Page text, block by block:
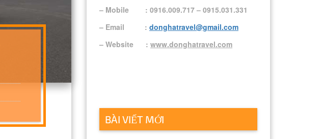
– Mobile : 0916.009.717 – 0915.031.331
– Email : donghatravel@gmail.com
– Website : www.donghatravel.com
BÀI VIẾT MỚI